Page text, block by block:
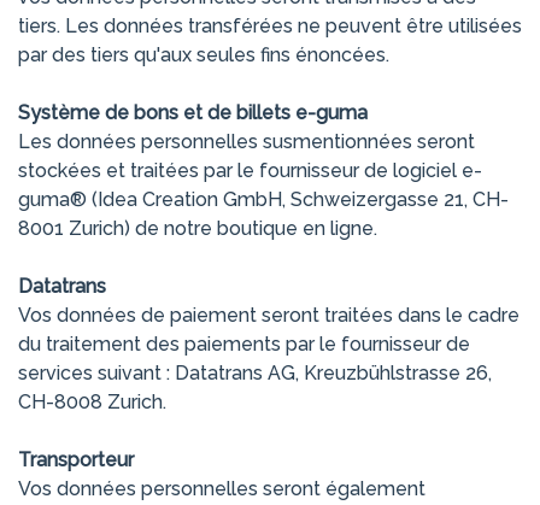
tiers. Les données transférées ne peuvent être utilisées
par des tiers qu'aux seules fins énoncées.
Système de bons et de billets e-guma
Les données personnelles susmentionnées seront
stockées et traitées par le fournisseur de logiciel e-
guma® (Idea Creation GmbH, Schweizergasse 21, CH-
8001 Zurich) de notre boutique en ligne.
Datatrans
Vos données de paiement seront traitées dans le cadre
du traitement des paiements par le fournisseur de
services suivant : Datatrans AG, Kreuzbühlstrasse 26,
CH-8008 Zurich.
Transporteur
Vos données personnelles seront également